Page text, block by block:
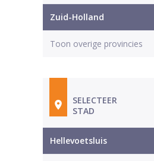
Zuid-Holland
Toon overige provincies
SELECTEER
STAD
Hellevoetsluis